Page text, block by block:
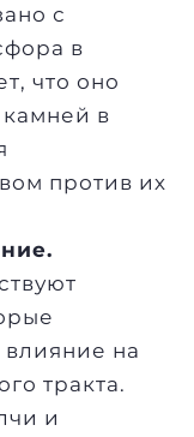
с
в
что оно
в
против их
на
тракта.
и